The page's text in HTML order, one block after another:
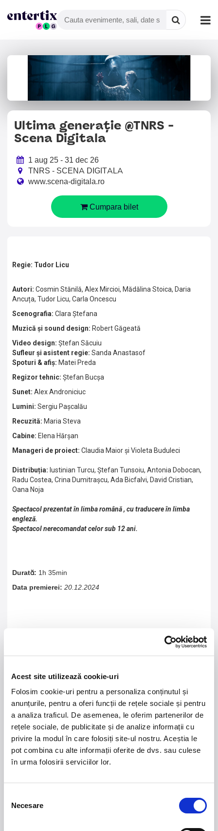
Acest site utilizează cookie-uri
Folosim cookie-uri pentru a personaliza conținutul și
anunțurile, pentru a oferi funcții de rețele sociale și pentru
a analiza traficul. De asemenea, le oferim partenerilor de
rețele sociale, de publicitate și de analize informații cu
privire la modul în care folosiți site-ul nostru. Aceștia le
pot combina cu alte informații oferite de dvs. sau culese
în urma folosirii serviciilor lor.
consimțământului
Necesare
Regie: Tudor Licu
Autori: Cosmin Stănilă, Alex Mircioi, Mădălina Stoica, Daria
Ancuța, Tudor Licu, Carla Oncescu
Scenografia: Clara Ștefana
Muzică și sound design: Robert Găgeată
Video design: Ștefan Săcuiu
Sufleur și asistent regie: Sanda Anastasof
Spoturi & afiș: Matei Preda
Regizor tehnic: Ștefan Bucșa
Sunet: Alex Androniciuc
Lumini: Sergiu Pașcalău
Recuzită: Maria Steva
Cabine: Elena Hărșan
Manageri de proiect: Claudia Maior și Violeta Buduleci
Distribuția: Iustinian Turcu, Ștefan Tunsoiu, Antonia Dobocan,
Radu Costea, Crina Dumitrașcu, Ada Bicfalvi, David Cristian,
Oana Noja
Spectacol prezentat în limba română , cu traducere în limba
engleză.
Spectacol nerecomandat celor sub 12 ani.
Durată: 1h 35min
Data premierei: 20.12.2024
celei mai tinere generații din dramaturgia românească.
Fiecare scenariu imaginează un posibil sfârșit al omenirii,
explorând impactul direcției în care se îndreaptă lumea asupra
direcției vieților noastre.
„Ultima generație” este revolta unor tineri împotriva unei lumi
în declin, revolta ca manifest, ca act creator al unor noi realități
posibile.
Ultima generație @TNRS -
Scena Digitala
1 aug 25 - 31 dec 26
TNRS - SCENA DIGITALA
www.scena-digitala.ro
Cumpara bilet
21 - 22 august 2026